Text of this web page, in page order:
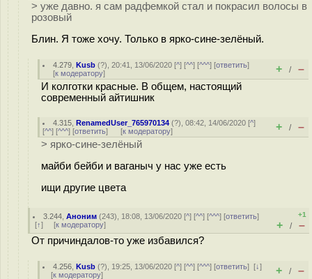
> уже давно. я сам радфемкой стал и покрасил волосы в
розовый
Блин. Я тоже хочу. Только в ярко-сине-зелёный.
4.279 ,Kusb (?), 20:41, 13/06/2020 [^] [^^] [^^^] [ответить]
[к модератору] + / –
И колготки красные. В общем, настоящий
современный айтишник
4.315 ,RenamedUser_765970134 (?), 08:42, 14/06/2020 [^]
[^^] [^^^] [ответить] [к модератору] + / –
> ярко-сине-зелёный
майби бейби и ваганыч у нас уже есть
ищи другие цвета
3.244 ,Аноним (243), 18:08, 13/06/2020 [^] [^^] [^^^] [ответить]
[↑] [к модератору]
+1
+ / –
От причиндалов-то уже избавился?
4.256 ,Kusb (?), 19:25, 13/06/2020 [^] [^^] [^^^] [ответить][↓]
[к модератору] + / –